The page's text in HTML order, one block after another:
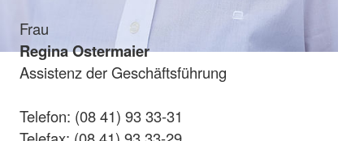
Frau
Regina Ostermaier
Assistenz der Geschäftsführung
Telefon: (08 41) 93 33-31